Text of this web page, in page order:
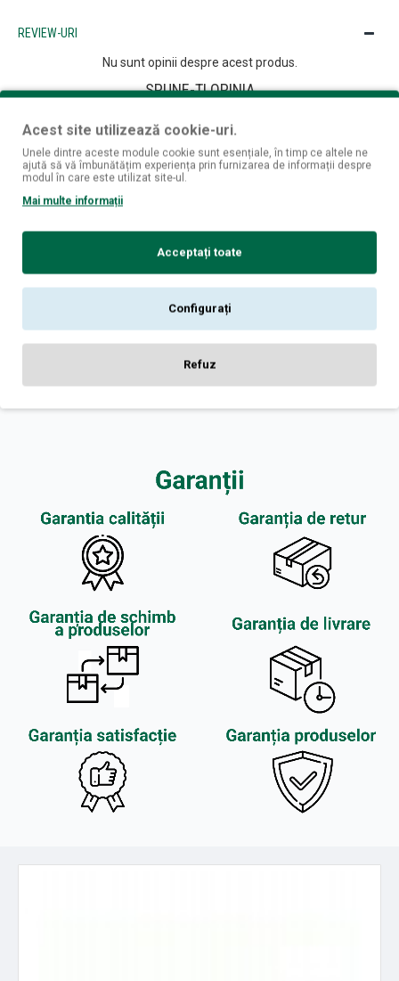
REVIEW-URI
Nu sunt opinii despre acest produs.
SPUNE-ŢI OPINIA
Numele tău:
Opinia ta:
Notă:
Codul HTML este citit ca şi text!
Nota:
Rău Bun
Acest site utilizează cookie-uri.
Unele dintre aceste module cookie sunt esențiale, în timp ce altele ne
ajută să vă îmbunătățim experiența prin furnizarea de informații despre
modul în care este utilizat site-ul.
Mai multe informații
Acceptați toate
Configurați
Refuz